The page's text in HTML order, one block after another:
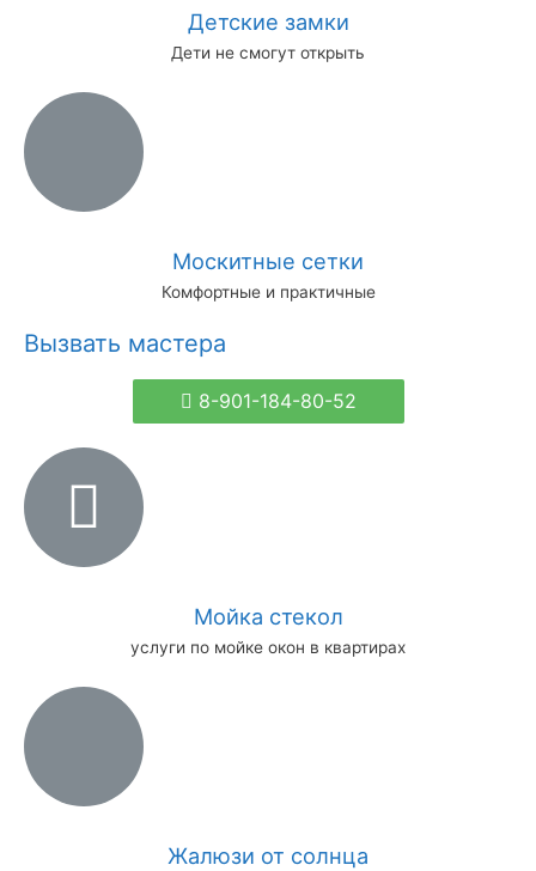
Детские замки
Дети не смогут открыть
Москитные сетки
Комфортные и практичные
Вызвать мастера
8-901-184-80-52
Мойка стекол
услуги по мойке окон в квартирах
Жалюзи от солнца